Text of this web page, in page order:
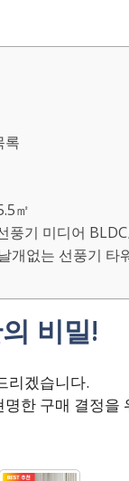
록
㎡
풍기 미디어
개없는 선풍기 타
비밀!
리겠습니다.
한 구매 결정을